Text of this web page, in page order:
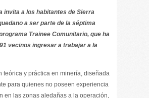
invita a los habitantes de Sierra
a ser parte de la séptima
Trainee Comunitario, que ha
vecinos ingresar a trabajar a la
teórica y práctica en minería, diseñada
para quienes no poseen experiencia
en las zonas aledañas a la operación,